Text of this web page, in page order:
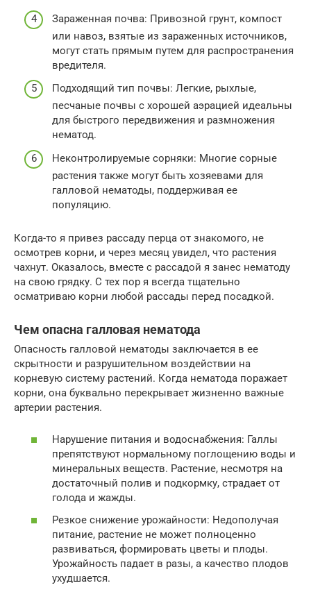
Зараженная почва: Привозной грунт, компост
или навоз, взятые из зараженных источников,
могут стать прямым путем для распространения
вредителя.
Подходящий тип почвы: Легкие, рыхлые,
песчаные почвы с хорошей аэрацией идеальны
для быстрого передвижения и размножения
нематод.
Неконтролируемые сорняки: Многие сорные
растения также могут быть хозяевами для
галловой нематоды, поддерживая ее
популяцию.
Когда-то я привез рассаду перца от знакомого, не
осмотрев корни, и через месяц увидел, что растения
чахнут. Оказалось, вместе с рассадой я занес нематоду
на свою грядку. С тех пор я всегда тщательно
осматриваю корни любой рассады перед посадкой.
Чем опасна галловая нематода
Опасность галловой нематоды заключается в ее
скрытности и разрушительном воздействии на
корневую систему растений. Когда нематода поражает
корни, она буквально перекрывает жизненно важные
артерии растения.
Нарушение питания и водоснабжения: Галлы
препятствуют нормальному поглощению воды и
минеральных веществ. Растение, несмотря на
достаточный полив и подкормку, страдает от
голода и жажды.
Резкое снижение урожайности: Недополучая
питание, растение не может полноценно
развиваться, формировать цветы и плоды.
Урожайность падает в разы, а качество плодов
ухудшается.